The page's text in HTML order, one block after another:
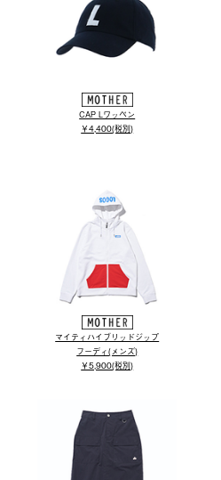
CAP Lワッペン
￥4,400(税別)
マイティハイブリッドジップ
フーディ(メンズ)
￥5,900(税別)